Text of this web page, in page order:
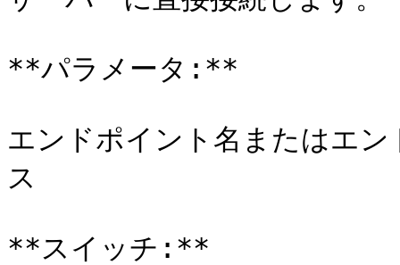
**パラメータ:**
エンドポイント名またはエ
ス
**スイッチ:**